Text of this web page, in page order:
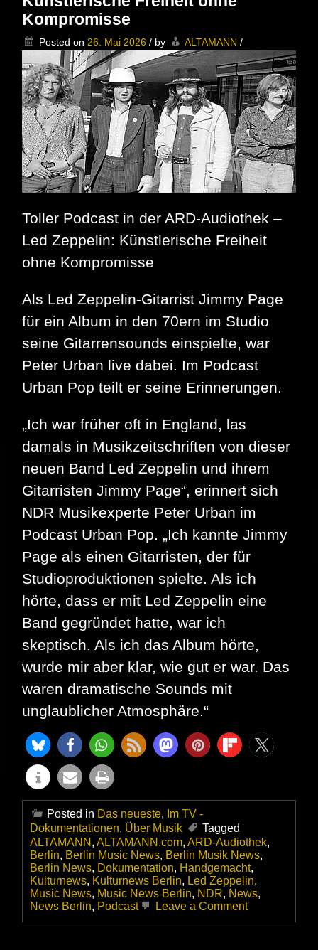
Kompromisse
Posted on 26. Mai 2026 / by ALTAMANN /
Toller Podcast in der ARD-Audiothek –
Led Zeppelin: Künstlerische Freiheit
ohne Kompromisse
Als Led Zeppelin-Gitarrist Jimmy Page
für ein Album in den 70ern im Studio
seine Gitarrensounds einspielte, war
Peter Urban live dabei. Im Podcast
Urban Pop teilt er seine Erinnerungen.
„Ich war früher oft in England, las
damals in Musikzeitschriften von dieser
neuen Band Led Zeppelin und ihrem
Gitarristen Jimmy Page“, erinnert sich
NDR Musikexperte Peter Urban im
Podcast Urban Pop. „Ich kannte Jimmy
Page als einen Gitarristen, der für
Studioproduktionen spielte. Als ich
hörte, dass er mit Led Zeppelin eine
Band gegründet hatte, war ich
skeptisch. Als ich das Album hörte,
wurde mir aber klar, wie gut er war. Das
waren dramatische Sounds mit
unglaublicher Atmosphäre.“
Posted in Das neueste, Im TV -
Dokumentationen, Über Musik
Tagged
ALTAMANN , ALTAMANN.com, ARD-Audiothek,
Berlin, Berlin Music News, Berlin Musik News,
Berlin News, Dokumentation, Handgemacht,
Kulturnews, Kulturnews Berlin, Led Zeppelin,
Music News, Music News Berlin, NDR, News,
News Berlin, Podcast Leave a Commenton